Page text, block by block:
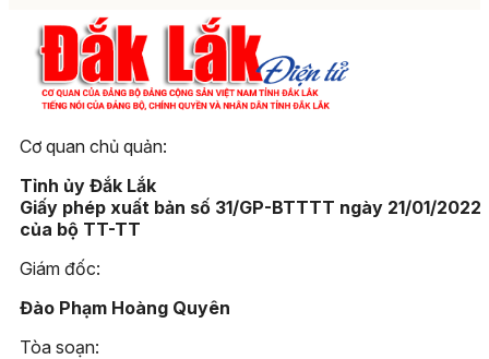
Cơ quan chủ quản:
Tỉnh ủy Đắk Lắk
Giấy phép xuất bản số 31/GP-BTTTT ngày 21/01/2022
của bộ TT-TT
Giám đốc:
Đào Phạm Hoàng Quyên
Tòa soạn: